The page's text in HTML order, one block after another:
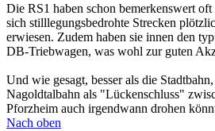
Die RS1 haben schon bemerkenswert oft
sich stilllegungsbedrohte Strecken
erwiesen. Zudem haben sie innen den
DB-Triebwagen, was wohl zur guten
Und wie gesagt, besser als die
Nagoldtalbahn als "Lückenschluss"
Pforzheim auch irgendwann drohen
Nach oben